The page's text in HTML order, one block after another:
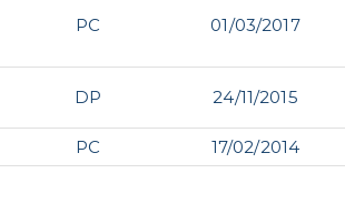
PC 01/03/2017
DP 24/11/2015
PC 17/02/2014